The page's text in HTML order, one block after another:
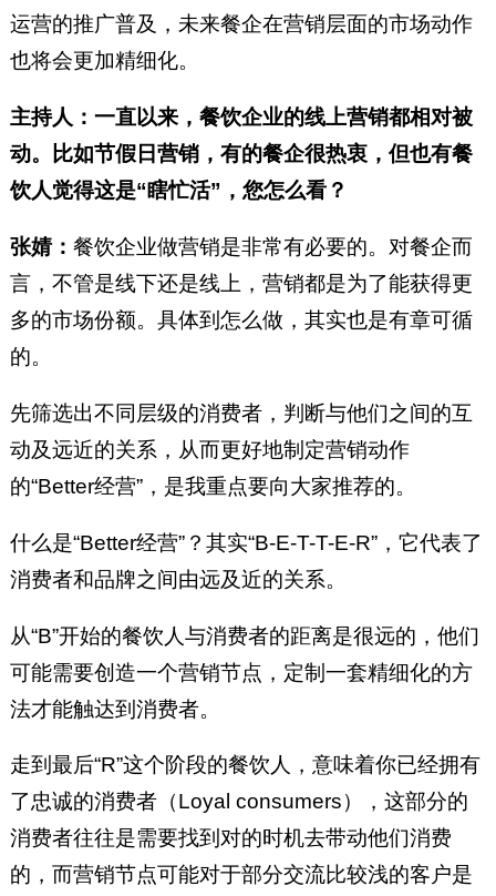
运营的推广普及，未来餐企在营销层面的市场动作
也将会更加精细化。
主持人：一直以来，餐饮企业的线上营销都相对被
动。比如节假日营销，有的餐企很热衷，但也有餐
饮人觉得这是“瞎忙活”，您怎么看？
张婧： 餐饮企业做营销是非常有必要的。对餐企而
言，不管是线下还是线上，营销都是为了能获得更
多的市场份额。具体到怎么做，其实也是有章可循
的。
先筛选出不同层级的消费者，判断与他们之间的互
动及远近的关系，从而更好地制定营销动作
的“Better经营”，是我重点要向大家推荐的。
什么是“Better经营”？其实“B-E-T-T-E-R”，它代表了
消费者和品牌之间由远及近的关系。
从“B”开始的餐饮人与消费者的距离是很远的，他们
可能需要创造一个营销节点，定制一套精细化的方
法才能触达到消费者。
走到最后“R”这个阶段的餐饮人，意味着你已经拥有
了忠诚的消费者（Loyal consumers），这部分的
消费者往往是需要找到对的时机去带动他们消费
的，而营销节点可能对于部分交流比较浅的客户是